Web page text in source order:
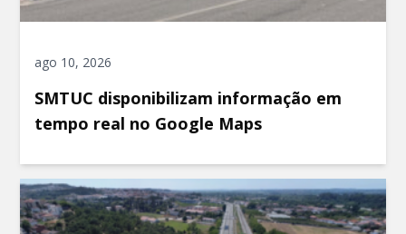
ago 10, 2026
SMTUC disponibilizam informação em
tempo real no Google Maps